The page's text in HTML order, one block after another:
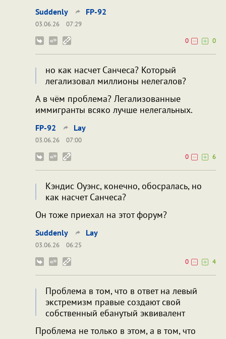
Suddenly FP-92
03.06.26
07:29
0
0
но как насчет Санчеса? Который
легализовал миллионы нелегалов?
А в чём проблема? Легализованные
иммигранты всяко лучше нелегальных.
FP-92 Lay
03.06.26
07:00
0
6
Кэндис Оуэнс, конечно, обосралась, но
как насчет Санчеса?
Он тоже приехал на этот форум?
Suddenly Lay
03.06.26
06:25
0
4
Проблема в том, что в ответ на левый
экстремизм правые создают свой
собственный ебанутый эквивалент
Проблема не только в этом, а в том, что